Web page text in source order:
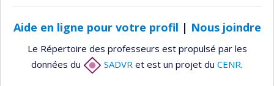
Aide en ligne pour votre profil | Nous joindre
Le Répertoire des professeurs est propulsé par les
données du
SADVR et est un projet du CENR.